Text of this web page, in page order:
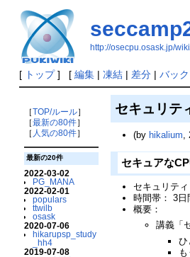
http://osecpu.osask.jp/
[ トップ] [ 編集| 凍結| 差分| バッ
［TOP/ルール］
［最新の80件］
［ 人気の80件］
最新の20件
2022-03-02
PG_MANA
2022-02-01
populars
ttwilb
osask
2020-07-06
hikarupsp_study
_hh4
2019-07-08
セキュリテ
(by hikalium
セキュアな
セキュリテ
時間帯： 3日
概要：
講義「
ひ